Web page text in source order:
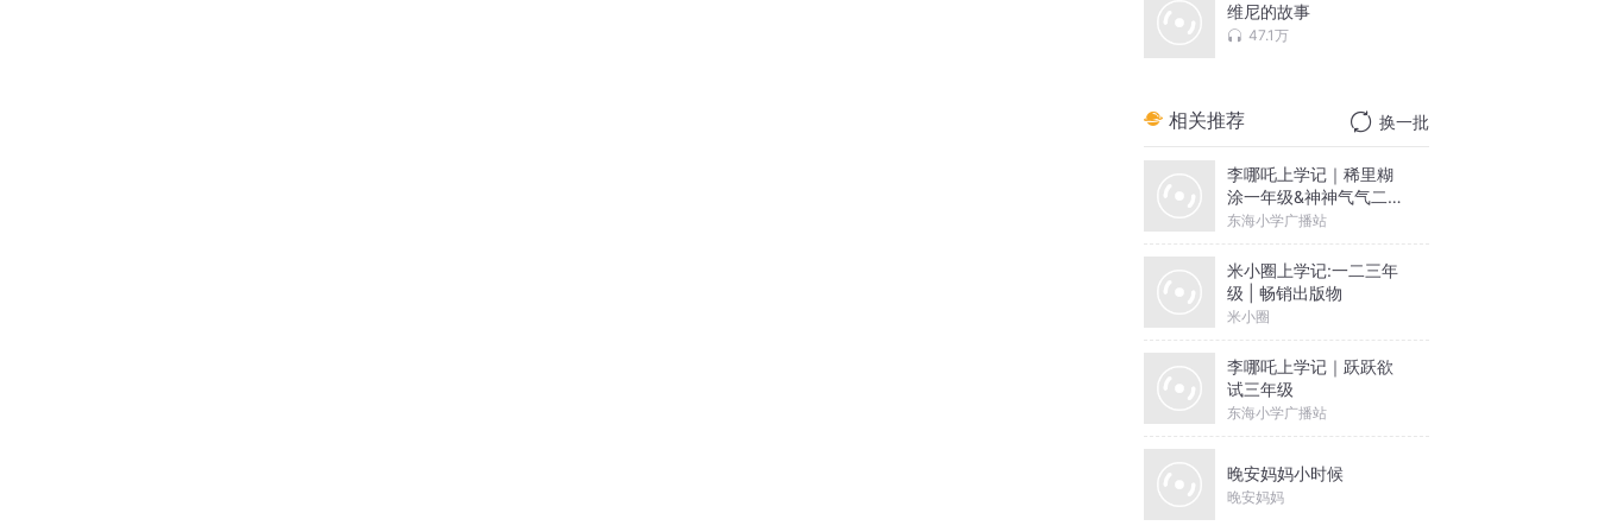
维尼的故事
47.1万
相关推荐 换一批
李哪吒上学记｜稀里糊
涂一年级&神神气气二年
级
东海小学广播站
米小圈上学记:一二三年
级 | 畅销出版物
米小圈
李哪吒上学记｜跃跃欲
试三年级
东海小学广播站
晚安妈妈小时候
晚安妈妈